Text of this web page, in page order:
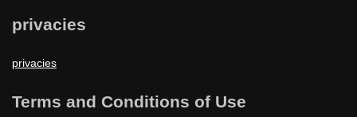
privacies
privacies
Terms and Conditions of Use